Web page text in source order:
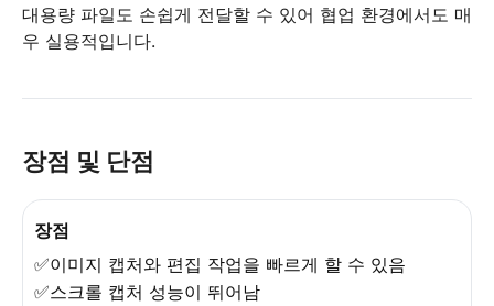
대용량 파일도 손쉽게 전달할 수 있어 협업 환경에서도 매
우 실용적입니다.
장점 및 단점
장점
✅이미지 캡처와 편집 작업을 빠르게 할 수 있음
✅스크롤 캡처 성능이 뛰어남